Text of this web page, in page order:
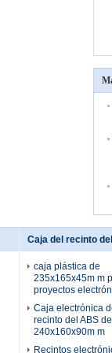
Caja del recinto
caja plástica de
235x165x45m m
proyectos
Caja electrónica
recinto del ABS
240x160x90m m
Recintos